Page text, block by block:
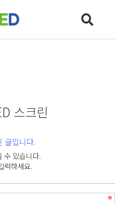
스크린
글입니다.
수 있습니다.
력하세요.